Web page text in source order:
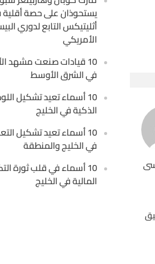
يستحوذان على حصة
أثليتيكس التابع لدوري
الأمريكي
10 قيادات صنعت مشهد
في الشرق الأوسط
10 أسماء تعيد تشكيل
الذكية في الخليج
10 أسماء تعيد تشكيل
في الخليج والمنطقة
10 أسماء في قلب ثورة
المالية في الخليج